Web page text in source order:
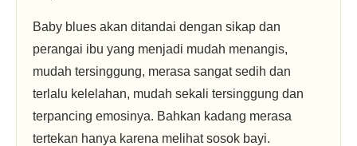
Baby blues akan ditandai dengan sikap dan
perangai ibu yang menjadi mudah menangis,
mudah tersinggung, merasa sangat sedih dan
terlalu kelelahan, mudah sekali tersinggung dan
terpancing emosinya. Bahkan kadang merasa
tertekan hanya karena melihat sosok bayi.